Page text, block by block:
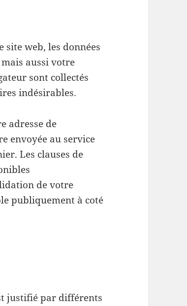
web, les données
aussi votre
sont collectés
indésirables.
adresse de
envoyée au service
Les clauses de
de votre
publiquement à coté
justifié par différents